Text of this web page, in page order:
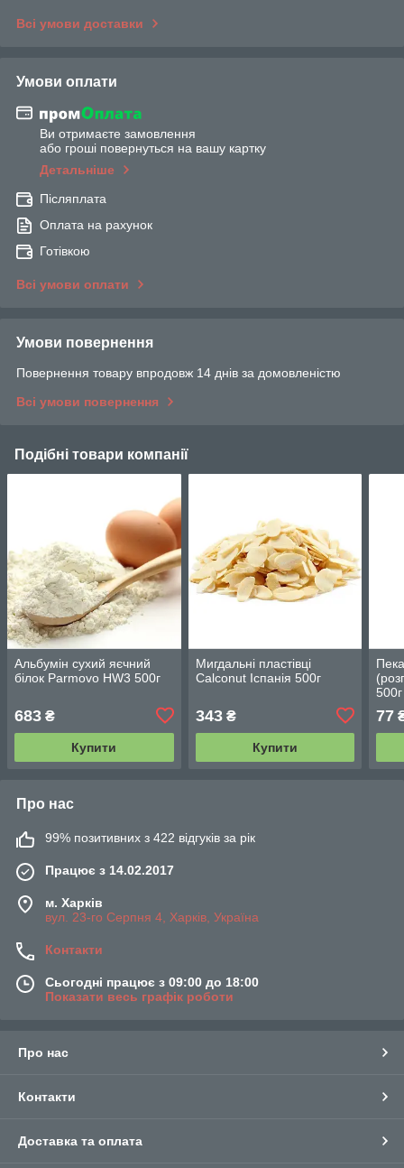
Всі умови доставки
Умови оплати
Ви отримаєте замовлення
або гроші повернуться на вашу картку
Детальніше
Післяплата
Оплата на рахунок
Готівкою
Всі умови оплати
Умови повернення
Повернення товару впродовж 14 днів за домовленістю
Всі умови повернення
Подібні товари компанії
Альбумін сухий яєчний
білок Parmovo HW3 500г
683 ₴
Купити
Мигдальні пластівці
Calconut Іспанія 500г
343₴
Купити
500г
77
Про нас
99% позитивних з 422 відгуків за рік
Працює з 14.02.2017
м. Харків
вул. 23-го Серпня 4, Харків, Україна
Контакти
Сьогодні працює з 09:00 до 18:00
Показати весь графік роботи
Про нас
Контакти
Доставка та оплата